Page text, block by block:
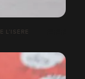
L’ISÈRE